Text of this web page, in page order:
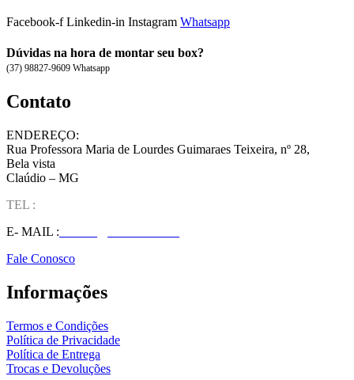
Facebook-f Linkedin-in Instagram Whatsapp
Dúvidas na hora de montar seu box?
(37) 98827-9609 Whatsapp
Contato
ENDEREÇO:
Rua Professora Maria de Lourdes Guimaraes Teixeira, nº 28,
Bela vista
Claúdio – MG
TEL :
E- MAIL :
Fale Conosco
Informações
Termos e Condições
Política de Privacidade
Política de Entrega
Trocas e Devoluções